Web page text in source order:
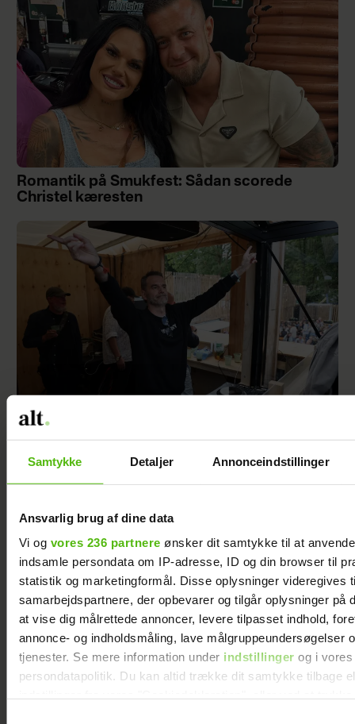
Samtykke Detaljer Annonceindstillinger
Ansvarlig brug af dine data
Vi og vores 236 partnere ønsker dit samtykke til at
indsamle persondata om IP-adresse, ID og din browser til
statistik og marketingformål. Disse oplysninger videregives
samarbejdspartnere, der opbevarer og tilgår oplysninger på
at vise dig målrettede annoncer, levere tilpasset indhold,
annonce- og indholdsmåling, lave målgruppeundersøgelser
tjenester. Se mere information under indstillinger og i vores
persondatapolitik. Du kan altid trække dit samtykke tilbage
Romantik på Smukfest: Sådan scorede
Christel kæresten
Smukfest